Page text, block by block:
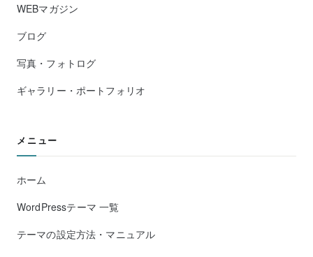
WEBマガジン
ブログ
写真・フォトログ
ギャラリー・ポートフォリオ
メニュー
ホーム
WordPressテーマ 一覧
テーマの設定方法・マニュアル